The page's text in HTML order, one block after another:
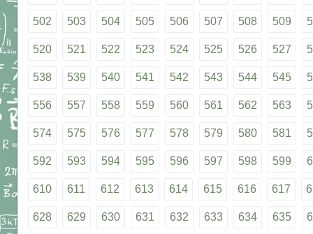
502 503 504 505 506 507 508 509
520 521 522 523 524 525 526 527
538 539 540 541 542 543 544 545
556 557 558 559 560 561 562 563
574 575 576 577 578 579 580 581
592 593 594 595 596 597 598 599
610 611 612 613 614 615 616 617
628 629 630 631 632 633 634 635